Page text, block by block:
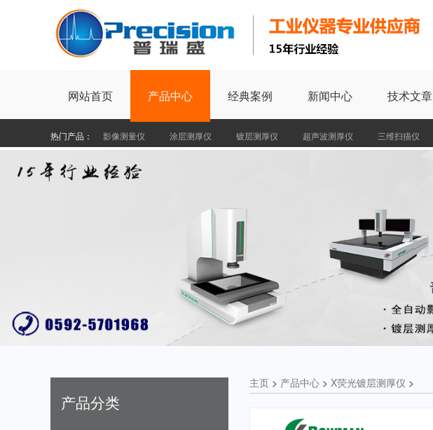
网站首页 产品中心 经典案例 新闻中心 技术文章
热门产品： 影像测量仪 涂层测厚仪 镀层测厚仪 超声波测厚仪 三维扫描仪
产品分类
主页 > 产品中心 > X荧光镀层测厚仪 >